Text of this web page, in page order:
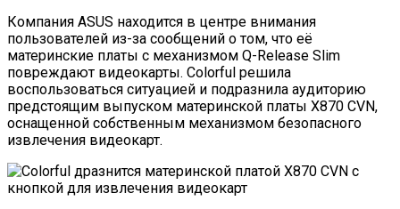
Компания ASUS находится в центре внимания
пользователей из-за сообщений о том, что её
материнские платы с механизмом Q-Release Slim
повреждают видеокарты. Colorful решила
воспользоваться ситуацией и подразнила аудиторию
предстоящим выпуском материнской платы X870 CVN,
оснащенной собственным механизмом безопасного
извлечения видеокарт.